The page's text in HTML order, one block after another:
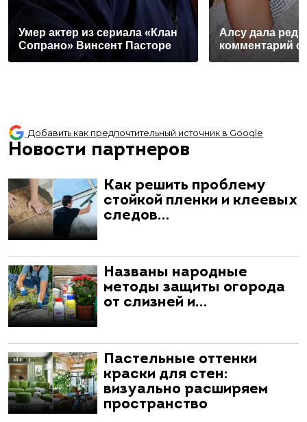
Умер актер из сериала «Клан
Сопрано» Винсент Пасторе
Алсу дала
комментарий о
Добавить как предпочтительный источник в Google
Новости партнеров
Как решить проблему
стойкой пленки и клеевых
следов…
Названы народные
методы защиты огорода
от слизней и…
Пастельные оттенки
краски для стен:
визуально расширяем
пространство